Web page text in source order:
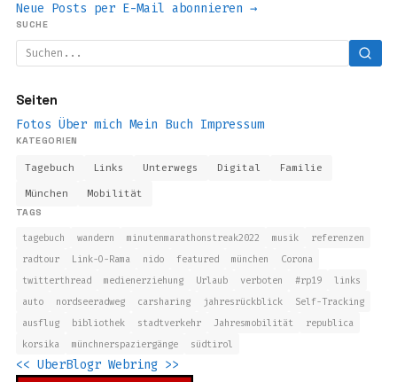
Neue Posts per E-Mail abonnieren →
SUCHE
Seiten
Fotos Über mich Mein Buch Impressum
KATEGORIEN
Tagebuch Links Unterwegs Digital Familie
München
Mobilität
TAGS
tagebuch wandern minutenmarathonstreak2022 musik
referenzen
radtour
Link-O-Rama nido featured münchen
Corona
twitterthread
medienerziehung Urlaub verboten #rp19
links
auto
nordseeradweg carsharing jahresrückblick
Self-Tracking
ausflug
bibliothek stadtverkehr Jahresmobilität
republica
korsika
münchnerspaziergänge südtirol
<< UberBlogr Webring >>